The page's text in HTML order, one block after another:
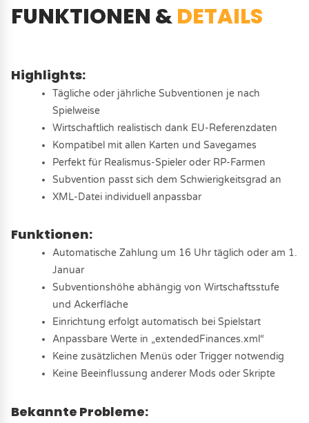
FUNKTIONEN &DETAILS
Highlights:
Tägliche oder jährliche Subventionen je nach
Spielweise
Wirtschaftlich realistisch dank EU-Referenzdaten
Kompatibel mit allen Karten und Savegames
Perfekt für Realismus-Spieler oder RP-Farmen
Subvention passt sich dem Schwierigkeitsgrad an
XML-Datei individuell anpassbar
Funktionen:
Automatische Zahlung um 16 Uhr täglich oder am 1.
Januar
Subventionshöhe abhängig von Wirtschaftsstufe
und Ackerfläche
Einrichtung erfolgt automatisch bei Spielstart
Anpassbare Werte in „extendedFinances.xml“
Keine zusätzlichen Menüs oder Trigger notwendig
Keine Beeinflussung anderer Mods oder Skripte
Bekannte Probleme: